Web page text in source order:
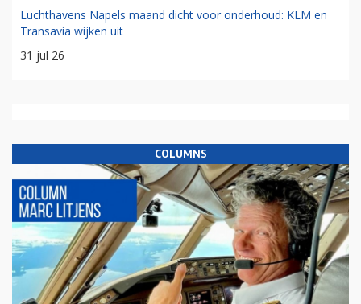
Luchthavens Napels maand dicht voor onderhoud: KLM en
Transavia wijken uit
31 jul 26
COLUMNS